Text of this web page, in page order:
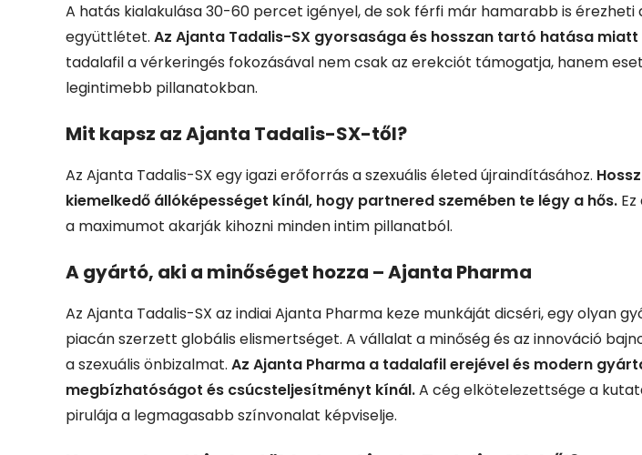
A hatás kialakulása 30-60 percet igényel, de sok férfi már hamarabb is
együttlétet. Az Ajanta Tadalis-SX gyorsasága és hosszan tartó hatása
tadalafil a vérkeringés fokozásával nem csak az erekciót támogatja, hanem
legintimebb pillanatokban.
Mit kapsz az Ajanta Tadalis-SX-től?
Az Ajanta Tadalis-SX egy igazi erőforrás a szexuális életed újraindításához.
kiemelkedő állóképességet kínál, hogy partnered szemében te légy a hős.
a maximumot akarják kihozni minden intim pillanatból.
A gyártó, aki a minőséget hozza – Ajanta Pharma
Az Ajanta Tadalis-SX az indiai Ajanta Pharma keze munkáját dicséri, egy olyan
piacán szerzett globális elismertséget. A vállalat a minőség és az innováció
a szexuális önbizalmat. Az Ajanta Pharma a tadalafil erejével és modern
megbízhatóságot és csúcsteljesítményt kínál.A cég elkötelezettsége a
pirulája a legmagasabb színvonalat képviselje.